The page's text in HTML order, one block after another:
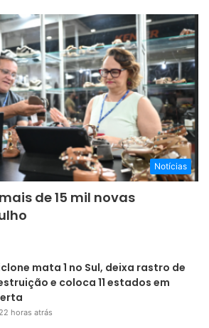
Notícias
de 15 mil novas
mata 1 no Sul, deixa rastro de
e coloca 11 estados em
22 horas atrás